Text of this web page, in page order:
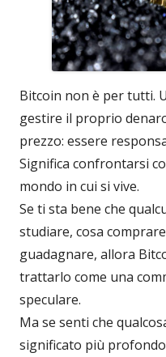
Bitcoin non è per tutti.
gestire il proprio
prezzo: essere
Significa confrontarsi
mondo in cui si vive.
Se ti sta bene che
studiare, cosa
guadagnare, allora
trattarlo come una
speculare.
Ma se senti che
significato più